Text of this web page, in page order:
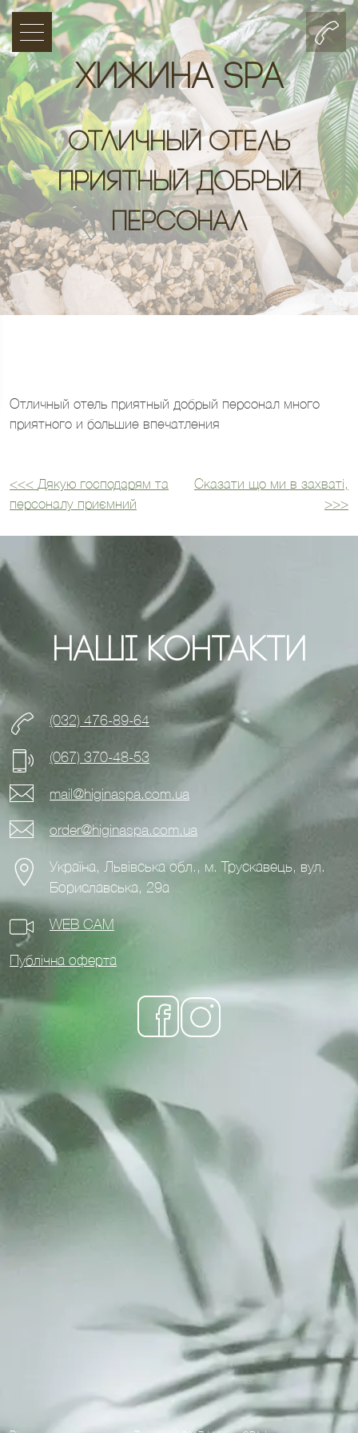
Хижина SPA
Отличный отель
приятный добрый
персонал
Отличный отель приятный добрый персонал много
приятного и большие впечатления
Навігація
<<< Дякую господарям та
персоналу приємний
Сказати що ми в захваті,
>>>
Наші Контакти
(032) 476-89-64
(067) 370-48-53
mail@higinaspa.com.ua
order@higinaspa.com.ua
Україна, Львівська обл., м. Трускавець, вул.
Бориславська, 29а
WEB CAM
Публічна оферта